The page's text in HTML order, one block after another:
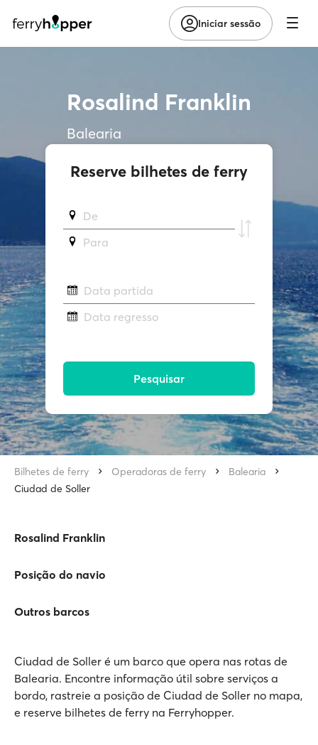
Iniciar sessão
Rosalind Franklin
Balearia
Reserve bilhetes de ferry
De
Para
Data partida
Data regresso
Pesquisar
Bilhetes de ferry Operadoras de ferry
Balearia
Ciudad de Soller
Rosalind Franklin
Posição do navio
Outros barcos
Ciudad de Soller é um barco que opera nas rotas de
Balearia. Encontre informação útil sobre serviços a
bordo, rastreie a posição de Ciudad de Soller no mapa,
e reserve bilhetes de ferry na Ferryhopper.